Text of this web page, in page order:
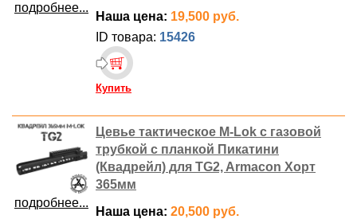
подробнее...
Наша цена: 19,500 руб.
ID товара: 15426
Купить
подробнее...
Цевье тактическое M-Lok с газовой
трубкой с планкой Пикатини
(Квадрейл) для TG2, Armacon Хорт
365мм
Наша цена: 20,500 руб.